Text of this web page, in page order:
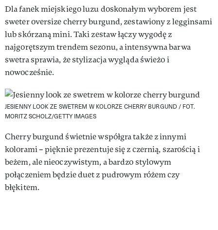
Dla fanek miejskiego luzu doskonałym wyborem jest
sweter oversize cherry burgund, zestawiony z legginsami
lub skórzaną mini. Taki zestaw łączy wygodę z
najgorętszym trendem sezonu, a intensywna barwa
swetra sprawia, że stylizacja wygląda świeżo i
nowocześnie.
JESIENNY LOOK ZE SWETREM W KOLORZE CHERRY BURGUND / FOT.
MORITZ SCHOLZ/GETTY IMAGES
Cherry burgund świetnie współgra także z innymi
kolorami – pięknie prezentuje się z czernią, szarością i
beżem, ale nieoczywistym, a bardzo stylowym
połączeniem będzie duet z pudrowym różem czy
błękitem.